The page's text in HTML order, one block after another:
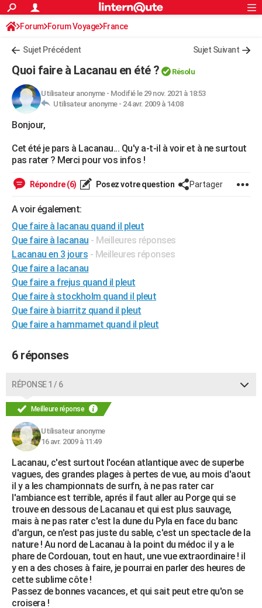
ACTUALITÉS
Politique
Société
Faits Divers
Education
Monde
Villes
+
FINANCE
Retraite
Impôts
Epargne
Immobilier
Risques naturels par ville
Banque
Assurance
Crédit
AUTO
Essais
Réserver un essai
Citadines
Berlines
SUV
Forum auto
+HIGH-TECH
Mobiles
Meilleur smartphone
Internet
Ordinateurs
Jeux vidéo
Guide high-tech
+BRICOLAGE
Forum
Aménagement intérieur
Extérieur
Cuisine
Salle de bains
Jardinage
Rangement
WEEK-END
LIFESTYLE
Art de vivre
Bien-être
Loisirs
Mode
Modes de vie
SANTE
Alimentation
Guide de la santé
Maladies
Médicaments
Sommeil
VOYAGE
Destinations
City break
Voyage nature
Voyage de noces
Forum
Climat
+PHOTO
GUIDES D'ACHAT
BONS PLANS
COPAINS D'AVANT
S'inscrire
Se connecter
Lycées
Collèges
Primaires
Universités
Entreprises
Service militaire
Avis de recherche
AVIS DE DÉCÈS
FORUM
Bricolage
Lifestyle
Culture
Sport
Auto
Television
Voyage
Cinema
S'inscrire
Connexion
Forum Forum Voyage France
Sujet Précédent Sujet Suivant
Quoi faire à Lacanau en été ? Résolu
Utilisateur anonyme- Modifié le 29 nov. 2021 à 18:53
Utilisateur anonyme - 24 avr. 2009 à 14:08
Bonjour,
Cet été je pars à Lacanau... Qu'y a-t-il à voir et à ne surtout
pas rater ? Merci pour vos infos !
Répondre (6) Posez votre question Partager
A voir également:
Que faire à lacanau quand il pleut
Que faire à lacanau - Meilleures réponses
Lacanau en 3 jours - Meilleures réponses
Que faire a lacanau
Que faire a frejus quand il pleut
Que faire à stockholm quand il pleut
Que faire à biarritz quand il pleut
Que faire a hammamet quand il pleut
6 réponses
RÉPONSE 1 / 6
Meilleure réponse
Utilisateur anonyme
16 avr. 2009 à 11:49
Lacanau, c'est surtout l'océan atlantique avec de superbe
vagues, des grandes plages à pertes de vue, au mois d'aout
il y a les championnats de surfn, à ne pas rater car
l'ambiance est terrible, aprés il faut aller au Porge qui se
trouve en dessous de Lacanau et qui est plus sauvage,
mais à ne pas rater c'est la dune du Pyla en face du banc
d'argun, ce n'est pas juste du sable, c'est un spectacle de la
nature ! Au nord de Lacanau à la point du médoc il y a le
phare de Cordouan, tout en haut, une vue extraordinaire ! il
y en a des choses à faire, je pourrai en parler des heures de
cette sublime côte !
Passez de bonnes vacances, et qui sait peut etre qu'on se
croisera !